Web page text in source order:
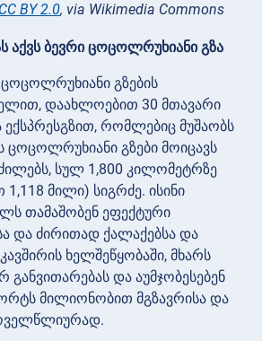
CC BY 2.0, via Wikimedia Commons
აქვს ბევრი ცოცოლრუხიანი გზა
გზების
დაახლოებით 30 მთავარი
რომლებიც მუშაობს
ცოცოლრუხიანი გზები მოიცავს
სულ 1,800 კილომეტრზე
მილი) სიგრძე. ისინი
თამაშობენ ეფექტური
და ძირითად ქალაქებსა და
ხელშეწყობაში, მხარს
განვითარებას და აუმჯობესებენ
მილიონობით მგზავრისა და